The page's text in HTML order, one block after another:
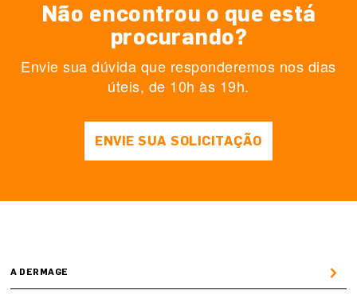
Não encontrou o que está
procurando?
Envie sua dúvida que responderemos nos dias
úteis, de 10h às 19h.
ENVIE SUA SOLICITAÇÃO
A DERMAGE